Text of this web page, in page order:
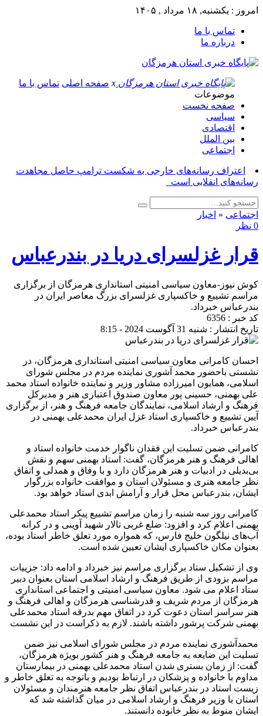
امروز : یکشنبه, ۱۸ مرداد , ۱۴۰۵
تماس با ما
درباره ما
x صفحه اصلی تماس با ما
موضوعات
صفحه نخست
سیاسی
اقتصادی
بین الملل
اجتماعی
اعتراف رسانه‌های خارجی به شکست ترامپ حاصل مجاهدت
رسانه‌های انقلابی است_
اجتماعی « اخبار
0 نظر
قرار غزلسرای دریا در بندرعباس
کوش نیوز-معاون سیاسی امنیتی استانداری هرمزگان از برگزاری
مراسم تشییع و خاکسپاری غزلسرای بزرگ معاصر ایران در
بندرعباس خبرداد.
کد خبر : 6356
تاریخ انتشار : شنبه 31 آگوست 2024 - 8:15
احسان کامرانی معاون سیاسی امنیتی استانداری هرمزگان، در
نشستی باحضور محمد آشوری نماینده مردم در مجلس شورای
اسلامی، همایون امیرزاده مشاور وزیر و نماینده خانواده استاد محمد
علی بهمنی، حسینی پور معاون صندوق اعتباری هنر و مدیرکل
فرهنگ و ارشاد اسلامی، نمایندگان جامعه فرهنگ و هنر، از برگزاری
آیین تشییع و خاکسپاری استاد غزل ایران محمدعلی بهمنی در
بندرعباس خبرداد.
کامرانی ضمن تسلیت این فقدان ناگوار خدمت خانواده استاد و
اهالی فرهنگ و هنر هرمزگان، گفت: استاد بهمنی سهم و نقش
بی‌بدیلی در ادبیات و هنر هرمزگان دارد و با وفاق و همدلی و اتفاق
نظر جامعه هنری و مسئولان استان و موافقت خانواده بزرگوار
ایشان، بندرعباس محل قرار و آرامش ابدی استاد خواهد بود.
کامرانی روز سه شنبه را زمان مراسم تشییع پیکر استاد محمدعلی
بهمنی اعلام کرد و افزود: ضلع غربی تالار شهید آوینی و در کرانه
آب‌های نیلگون خلیج فارس، که همواره مورد تعلق خاطر استاد بوده،
بعنوان مکان خاکسپاری ایشان تعیین شده است.
وی از تشکیل ستاد برگزاری مراسم نیز خبرداد و ادامه داد: جزییات
مراسم بزودی از طریق فرهنگ و ارشاد اسلامی استان بعنوان دبیر
ستاد اعلام می شود. معاون سیاسی امنیتی و اجتماعی استانداری
هرمزگان از مردم شریف و قدرشناسی هرمزگان و اهالی فرهنگ و
هنر سراسر استان دعوت کرد در اتفاق مهم بدرقه استاد محمدعلی
بهمنی شرکت پرشور داشته باشند. لازم به ذکراست در این نشست
محمدآشوری نماینده مردم در مجلس شورای اسلامی نیز ضمن
تسلیت این ضایعه به جامعه فرهنگ و هنر کشور بویژه هرمزگان،
گفت: از زمان بستری شدن استاد محمدعلی بهمنی در بیمارستان
مداوم با خانواده و پزشکان در ارتباط بودیم و باتوجه به تعلق خاطر و
زیست استاد در بندرعباس اتفاق نظر جامعه هنرمندان و مسئولان
استان با وزیر فرهنگ و ارشاد اسلامی در میان گذاشته شد که
ایشان منوط به نظر خانوده دانستند.